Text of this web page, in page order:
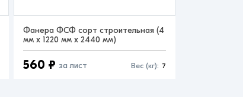
Фанера ФСФ сорт строительная (4
мм x 1220 мм x 2440 мм)
560 ₽ за лист Вес (кг): 7